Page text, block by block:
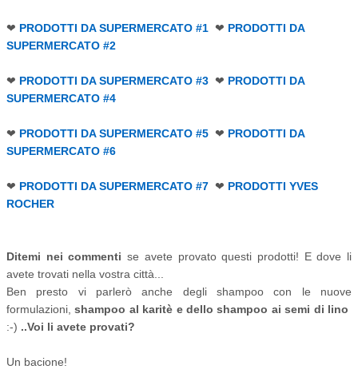
❤ PRODOTTI DA SUPERMERCATO #1 ❤ PRODOTTI DA
SUPERMERCATO #2
❤ PRODOTTI DA SUPERMERCATO #3 ❤ PRODOTTI DA
SUPERMERCATO #4
❤ PRODOTTI DA SUPERMERCATO #5 ❤ PRODOTTI DA
SUPERMERCATO #6
❤ PRODOTTI DA SUPERMERCATO #7 ❤ PRODOTTI YVES
ROCHER
Ditemi nei commentise avete provato questi prodotti! E dove li
avete trovati nella vostra città...
Ben presto vi parlerò anche degli shampoo con le nuove
formulazioni,shampoo al karitè e dello shampoo ai semi di lino
:-) ..Voi li avete provati?
Un bacione!